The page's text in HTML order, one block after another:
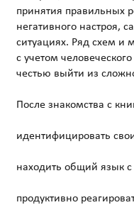
принятия правильных
негативного настроя,
ситуациях. Ряд схем и
с учетом
честью выйти из
После знакомства с
идентифицировать
находить общий язык
продуктивно